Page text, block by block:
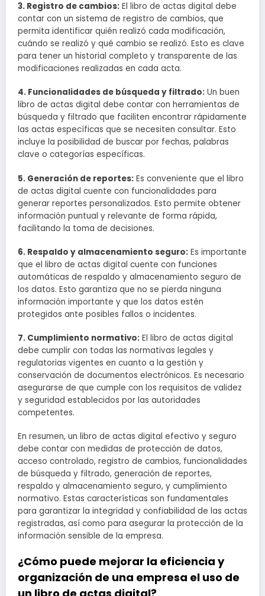
3. Registro de cambios: El libro de actas digital debe
contar con un sistema de registro de cambios, que
permita identificar quién realizó cada modificación,
cuándo se realizó y qué cambio se realizó. Esto es clave
para tener un historial completo y transparente de las
modificaciones realizadas en cada acta.
4. Funcionalidades de búsqueda y filtrado: Un buen
libro de actas digital debe contar con herramientas de
búsqueda y filtrado que faciliten encontrar rápidamente
las actas específicas que se necesiten consultar. Esto
incluye la posibilidad de buscar por fechas, palabras
clave o categorías específicas.
5. Generación de reportes: Es conveniente que el libro
de actas digital cuente con funcionalidades para
generar reportes personalizados. Esto permite obtener
información puntual y relevante de forma rápida,
facilitando la toma de decisiones.
6. Respaldo y almacenamiento seguro: Es importante
que el libro de actas digital cuente con funciones
automáticas de respaldo y almacenamiento seguro de
los datos. Esto garantiza que no se pierda ninguna
información importante y que los datos estén
protegidos ante posibles fallos o incidentes.
7. Cumplimiento normativo: El libro de actas digital
debe cumplir con todas las normativas legales y
regulatorias vigentes en cuanto a la gestión y
conservación de documentos electrónicos. Es necesario
asegurarse de que cumple con los requisitos de validez
y seguridad establecidos por las autoridades
competentes.
En resumen, un libro de actas digital efectivo y seguro
debe contar con medidas de protección de datos,
acceso controlado, registro de cambios, funcionalidades
de búsqueda y filtrado, generación de reportes,
respaldo y almacenamiento seguro, y cumplimiento
normativo. Estas características son fundamentales
para garantizar la integridad y confiabilidad de las actas
registradas, así como para asegurar la protección de la
información sensible de la empresa.
¿Cómo puede mejorar la eficiencia y
organización de una empresa el uso de